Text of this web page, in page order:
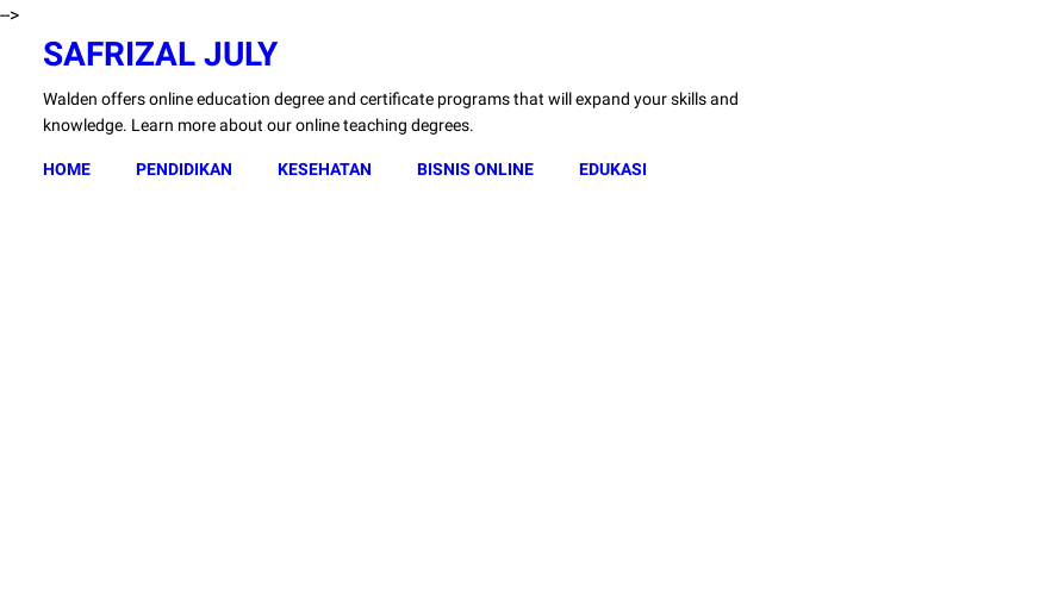
-->
SAFRIZAL JULY
Walden offers online education degree and certificate programs that will expand your skills and
knowledge. Learn more about our online teaching degrees.
HOME PENDIDIKAN KESEHATAN BISNIS ONLINE EDUKASI